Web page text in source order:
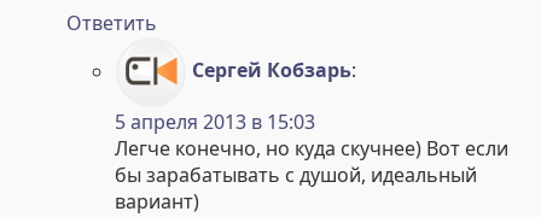
Ответить
Сергей Кобзарь:
5 апреля 2013 в 15:03
Легче конечно, но куда скучнее) Вот если
бы зарабатывать с душой, идеальный
вариант)